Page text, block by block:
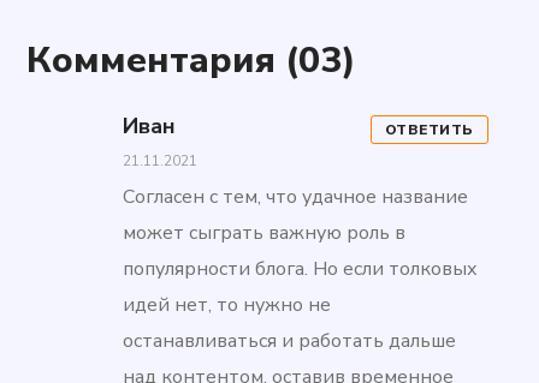
Комментария (03)
Иван
21.11.2021
Согласен с тем, что удачное название
может сыграть важную роль в
популярности блога. Но если толковых
идей нет, то нужно не
останавливаться и работать дальше
над контентом, оставив временное
ОТВЕТИТЬ